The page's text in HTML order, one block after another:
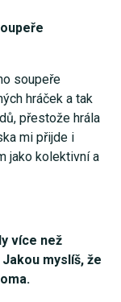
soupeře
hráček a tak
přestože hrála
mi přijde i
jako kolektivní a
více než
myslíš, že